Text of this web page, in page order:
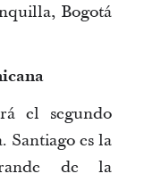
Bogotá
el segundo
Santiago es la
de la